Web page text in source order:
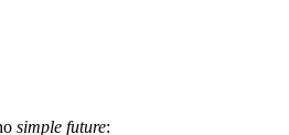
simple future: